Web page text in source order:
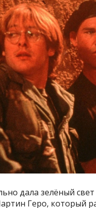
дала зелёный
Геро, который